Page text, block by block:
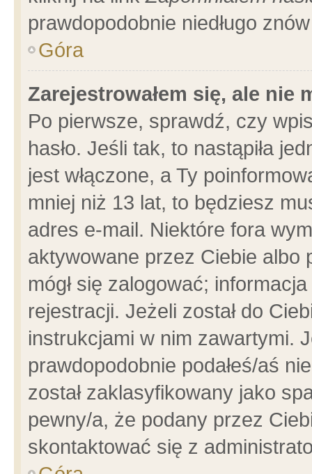
prawdopodobnie niedługo
Góra
Zarejestrowałem się, ale nie
Po pierwsze, sprawdź, czy
hasło. Jeśli tak, to nastąpiła
jest włączone, a Ty
mniej niż 13 lat, to będziesz
adres e-mail. Niektóre fora
aktywowane przez Ciebie albo
mógł się zalogować;
rejestracji. Jeżeli został do
instrukcjami w nim zawartymi.
prawdopodobnie podałeś/aś
został zaklasyfikowany jako
pewny/a, że podany przez
skontaktować się z